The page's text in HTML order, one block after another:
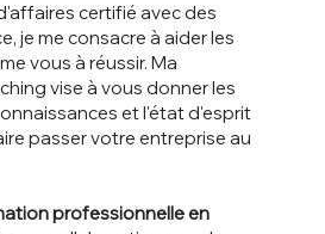
certifié avec des
je me consacre à aider les
vous à réussir. Ma
vise à vous donner les
et l'état d'esprit
passer votre entreprise au
professionnelle en